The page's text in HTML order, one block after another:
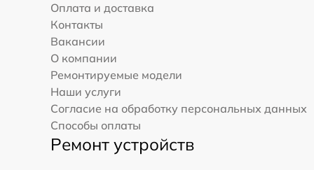
Оплата и доставка
Контакты
Вакансии
О компании
Ремонтируемые модели
Наши услуги
Согласие на обработку персональных данных
Способы оплаты
Ремонт устройств